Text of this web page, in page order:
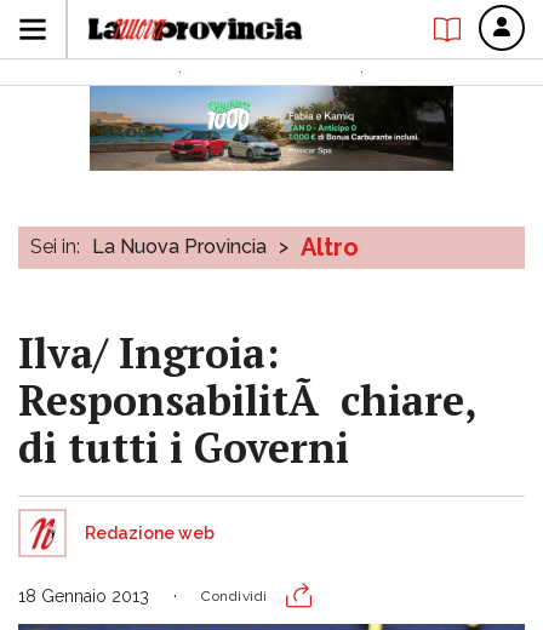
Sei in: La Nuova Provincia > Altro
Ilva/ Ingroia:
ResponsabilitÃ chiare,
di tutti i Governi
Redazione web
18 Gennaio 2013 Condividi